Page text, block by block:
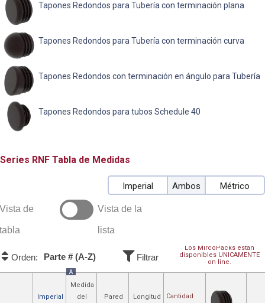
Tapones Redondos para Tubería con terminación plana
Tapones Redondos para Tubería con terminación curva
Tapones Redondos con terminación en ángulo para Tubería
Tapones Redondos para tubos Schedule 40
RNF Tabla de Medidas
Imperial Ambos Métrico
Vista de
tabla
Vista de la
lista
Los MircoPacks están
disponibles UNICAMENTE
on line.
Orden: Parte # (A-Z) Filtrar
Imperial
A
Medida
del
Pared
Longitud
Cantidad